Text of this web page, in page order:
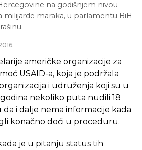
na godišnjem nivou
milijarde maraka, u parlamentu BiH
američke organizacije za
USAID-a, koja je podržala
i udruženja koji su u
nekoliko puta nudili 18
da i dalje nema informacije kada
konačno doći u proceduru.
je u pitanju status tih